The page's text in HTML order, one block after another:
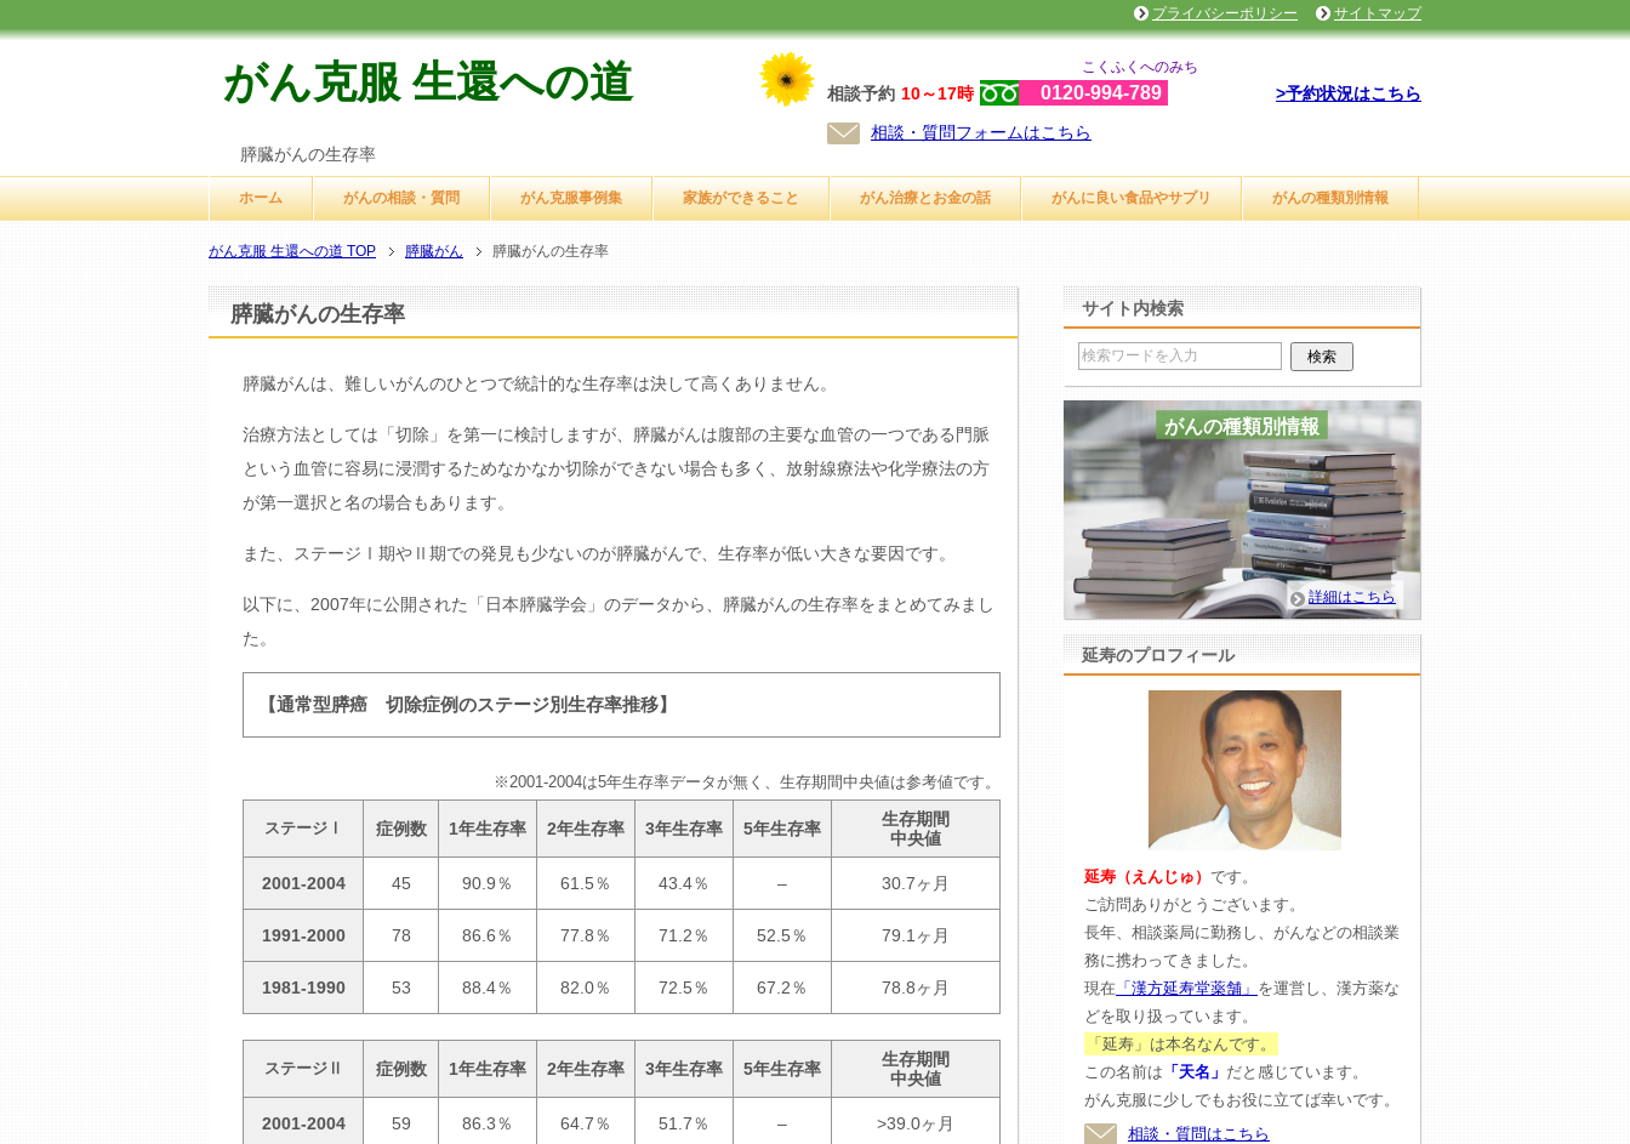
がん克服 生還への道
膵臓がんの生存率
相談予約 10～17時
こくふくへのみち
0120-994-789
>予約状況はこちら
相談・質問フォームはこちら
ホーム がんの相談・質問 がん克服事例集 家族ができること がん治療とお金の話 がんに良い食品やサプリ がんの種類別情報
がん克服 生還への道 TOP 膵臓がん 膵臓がんの生存率
膵臓がんの生存率
膵臓がんは、難しいがんのひとつで統計的な生存率は決して高くありません。
治療方法としては「切除」を第一に検討しますが、膵臓がんは腹部の主要な血管の一つである門脈
という血管に容易に浸潤するためなかなか切除ができない場合も多く、放射線療法や化学療法の方
が第一選択と名の場合もあります。
また、ステージⅠ期やⅡ期での発見も少ないのが膵臓がんで、生存率が低い大きな要因です。
以下に、2007年に公開された「日本膵臓学会」のデータから、膵臓がんの生存率をまとめてみまし
た。
【通常型膵癌 切除症例のステージ別生存率推移】
※2001-2004は5年生存率データが無く、生存期間中央値は参考値です。
ステージⅠ 症例数 1年生存率 2年生存率 3年生存率 5年生存率
生存期間
中央値
2001-2004 45 90.9％ 61.5％ 43.4％ – 30.7ヶ月
1991-2000 78 86.6％ 77.8％ 71.2％ 52.5％ 79.1ヶ月
1981-1990 53 88.4％ 82.0％ 72.5％ 67.2％ 78.8ヶ月
ステージⅡ 症例数 1年生存率 2年生存率 3年生存率 5年生存率
生存期間
中央値
2001-2004 59 86.3％ 64.7％ 51.7％ – >39.0ヶ月
サイト内検索
がんの種類別情報
詳細はこちら
延寿のプロフィール
延寿（えんじゅ） です。
ご訪問ありがとうございます。
長年、相談薬局に勤務し、がんなどの相談業
務に携わってきました。
現在 「漢方延寿堂薬舗」 を運営し、漢方薬な
どを取り扱っています。
「延寿」は本名なんです。
この名前は 「天名」 だと感じています。
がん克服に少しでもお役に立てば幸いです。
相談・質問はこちら
プライバシーポリシー サイトマップ